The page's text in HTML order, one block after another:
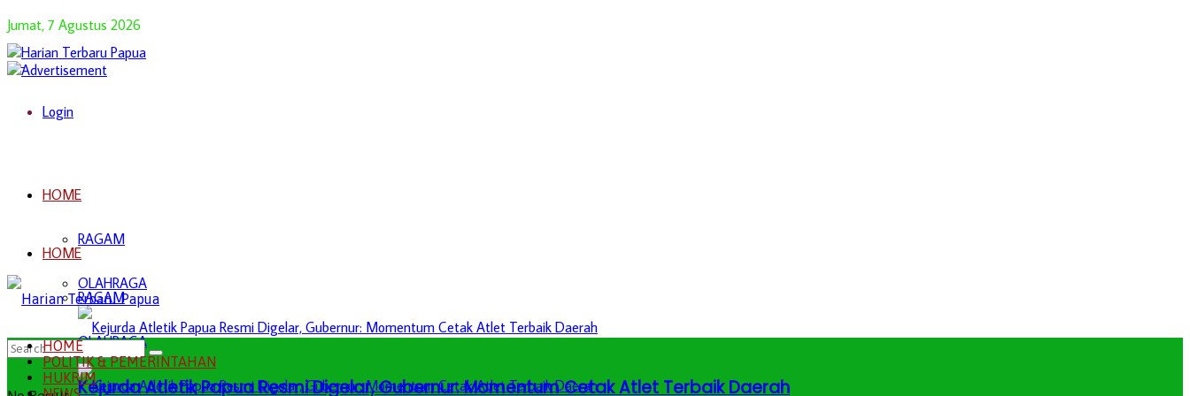
Jumat, 7 Agustus 2026
Login
HOME
RAGAM
OLAHRAGA
Kejurda Atletik Papua Resmi Digelar, Gubernur: Momentum Cetak Atlet Terbaik Daerah
HOME
RAGAM
OLAHRAGA
HOME
POLITIK & PEMERINTAHAN
HUKRIM